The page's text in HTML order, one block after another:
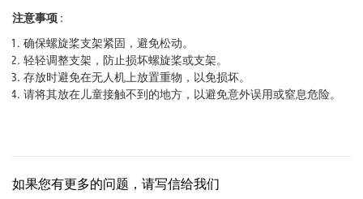
注意事项 :
确保螺旋桨支架紧固，避免松动。
轻轻调整支架，防止损坏螺旋桨或支架。
存放时避免在无人机上放置重物，以免损坏。
请将其放在儿童接触不到的地方，以避免意外误用或窒息危险。
如果您有更多的问题，请写信给我们